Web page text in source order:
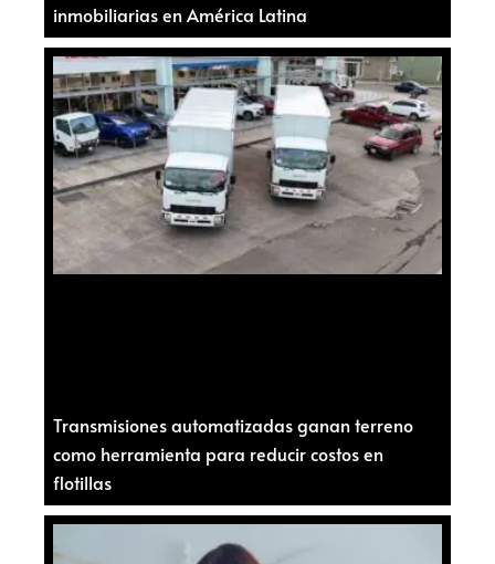
inmobiliarias en América Latina
Transmisiones automatizadas ganan terreno
como herramienta para reducir costos en
flotillas